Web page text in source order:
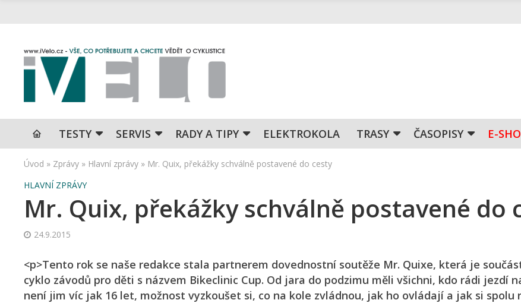
TESTY SERVIS RADY A TIPY ELEKTROKOLA TRASY ČASOPISY E-
Úvod » Zprávy » Hlavní zprávy » Mr. Quix, překážky schválně postavené do cesty
HLAVNÍ ZPRÁVY
Mr. Quix, překážky schválně postavené do
24.9.2015
<p>Tento rok se naše redakce stala partnerem dovednostní soutěže Mr. Quixe, která je
cyklo závodů pro děti s názvem Bikeclinic Cup. Od jara do podzimu měli všichni, kdo rádi jezdí
není jim víc jak 16 let, možnost vyzkoušet si, co na kole zvládnou, jak ho ovládají a jak si spolu